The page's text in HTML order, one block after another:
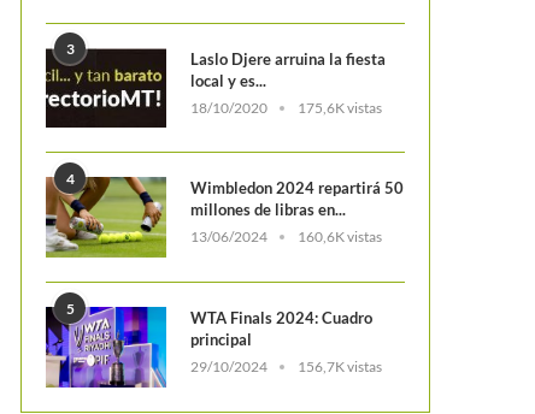
3
Laslo Djere arruina la fiesta
local y es...
18/10/2020 175,6K vistas
4
Wimbledon 2024 repartirá 50
millones de libras en...
13/06/2024 160,6K vistas
5
WTA Finals 2024: Cuadro
principal
29/10/2024 156,7K vistas